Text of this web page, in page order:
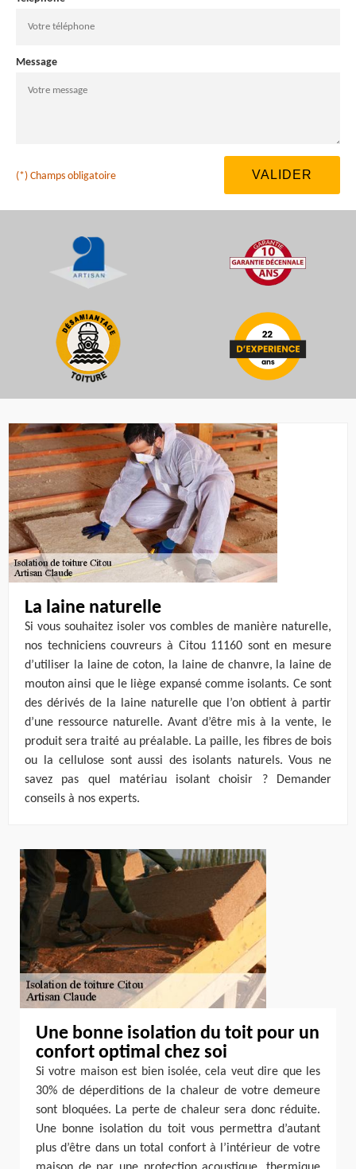
Message
(*) Champs obligatoire
La laine naturelle
Si vous souhaitez isoler vos combles de manière naturelle,
nos techniciens couvreurs à Citou 11160 sont en mesure
d’utiliser la laine de coton, la laine de chanvre, la laine de
mouton ainsi que le liège expansé comme isolants. Ce sont
des dérivés de la laine naturelle que l’on obtient à partir
d’une ressource naturelle. Avant d’être mis à la vente, le
produit sera traité au préalable. La paille, les fibres de bois
ou la cellulose sont aussi des isolants naturels. Vous ne
savez pas quel matériau isolant choisir ? Demander
conseils à nos experts.
Une bonne isolation du toit pour un
confort optimal chez soi
Si votre maison est bien isolée, cela veut dire que les
30% de déperditions de la chaleur de votre demeure
sont bloquées. La perte de chaleur sera donc réduite.
Une bonne isolation du toit vous permettra d’autant
plus d’être dans un total confort à l’intérieur de votre